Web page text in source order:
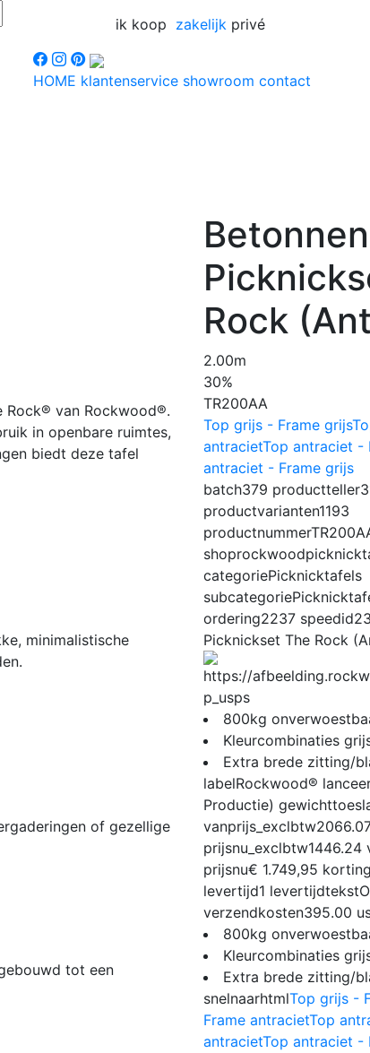
ik koop zakelijk privé
HOME klantenservice showroom contact
Rock® van Rockwood®.
in openbare ruimtes,
biedt deze tafel
minimalistische
of gezellige
tot een
Betonnen
Rock
2.00m
30%
TR200AA
Top grijs - Frame grijs
antracietTop antraciet -
antraciet - Frame grijs
batch379 productteller
productvarianten1193
productnummer
shop
categoriePicknicktafels
subcategorie
ordering2237 speedid
Picknickset The Rock
p_usps
800kg
Kleurcombinaties
Extra brede zitting/
labelRockwood®
Productie)
vanprijs_exclbtw
prijsnu_exclbtw1446.24
prijsnu€ 1.749,95 korting
levertijd1 levertijdtekst
verzendkosten395.00
800kg
Kleurcombinaties
Extra brede zitting/
snelnaarhtmlTop grijs -
Frame antracietTop
antracietTop antraciet -